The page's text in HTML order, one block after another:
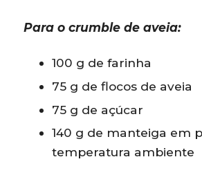
Para o crumble de aveia:
100 g de farinha
75 g de flocos de aveia
75 g de açúcar
140 g de manteiga em
temperatura ambiente